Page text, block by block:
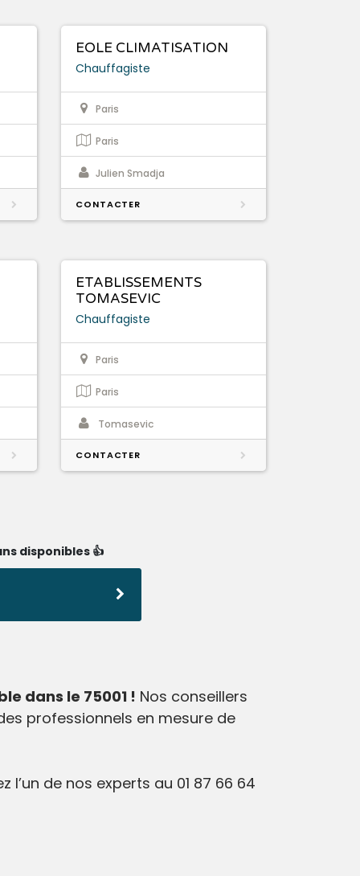
EOLE CLIMATISATION
Chauffagiste
Paris
Paris
Julien Smadja
CONTACTER
ETABLISSEMENTS
TOMASEVIC
Chauffagiste
Paris
Paris
Tomasevic
CONTACTER
disponibles 👍
dans le 75001 ! Nos conseillers
professionnels en mesure de
de nos experts au 01 87 66 64